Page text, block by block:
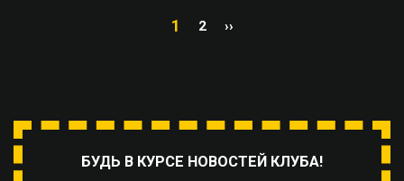
1 2 ››
БУДЬ В КУРСЕ НОВОСТЕЙ КЛУБА!